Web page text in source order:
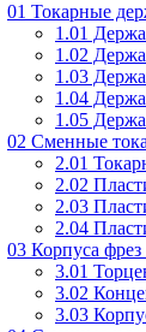
01 Токарные
1.01
1.02
1.03
1.04
1.05
02 Сменные
2.01
2.02
2.03
2.04
03 Корпуса
3.01
3.02
3.03